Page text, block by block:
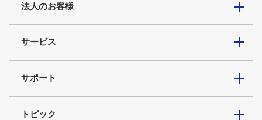
法人のお客様
サービス
サポート
トピック